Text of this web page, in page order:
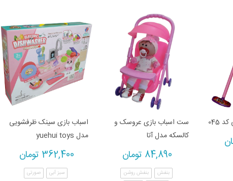
045
ست اسباب بازی عروسک و
کالسکه مدل آتا
84,890 تومان
بنفش
بنفش روشن
اسباب بازی سینک ظرفشویی
مدل yuehui toys
362,400 تومان
سبز آبی صورتی